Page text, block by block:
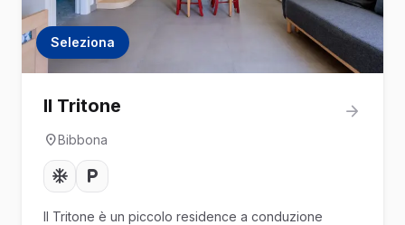
Seleziona
Il Tritone
Bibbona
Il Tritone è un piccolo residence a conduzione